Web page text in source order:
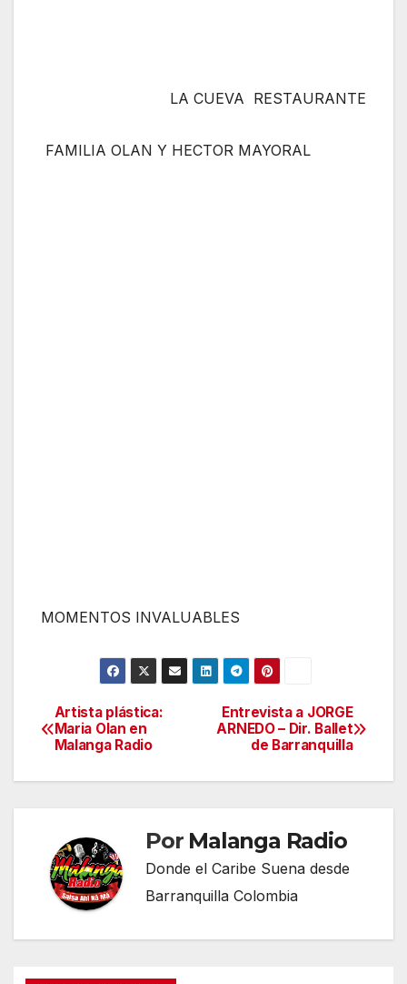
LA CUEVA RESTAURANTE
FAMILIA OLAN Y HECTOR MAYORAL
MOMENTOS INVALUABLES
Navegación
de
Entrevista a JORGE
ARNEDO – Dir. Ballet
de Barranquilla
Artista plástica:
Maria Olan en
Malanga Radio
Por Malanga Radio
Donde el Caribe Suena desde
Barranquilla Colombia